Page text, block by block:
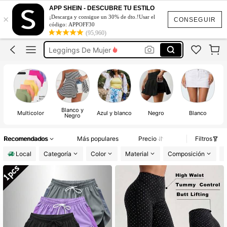
CONSEGUIR
×
APP SHEIN - DESCUBRE TU ESTILO
¡Descarga y consigue un 30% de dto.!Usar el
código: APPOFF30
(95,960)
Shorts De Mujer
Pantalones De Mujer
Leggings De Mujer
Ropa De Gym Mujer
Chores De Mujer
Shorts De Mujer
Multicolor Blanco y
Negro Azul y blanco Negro Blanco
Recomendados Más populares Precio
Filtros
Local
Categoría Color Material Composición